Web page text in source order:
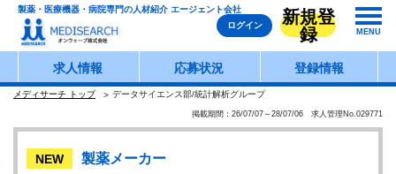
製薬・医療機器・病院専門の人材紹介 エージェント会社
ログイン
新規登
録
MENU
求人情報 応募状況 登録情報
メディサーチ トップ データサイエンス部/統計解析グループ
掲載期間：26/07/07～28/07/06 求人管理No.029771
NEW 製薬メーカー